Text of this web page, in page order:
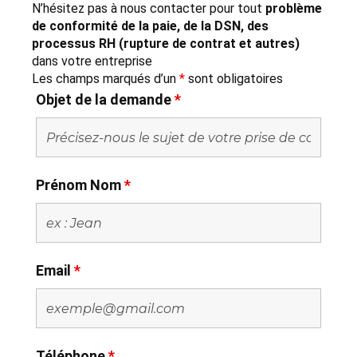
N’hésitez pas à nous contacter pour tout problème
de conformité de la paie, de la DSN, des
processus RH (rupture de contrat et autres)
dans votre entreprise
Les champs marqués d’un * sont obligatoires
Objet de la demande*
Prénom Nom*
Email *